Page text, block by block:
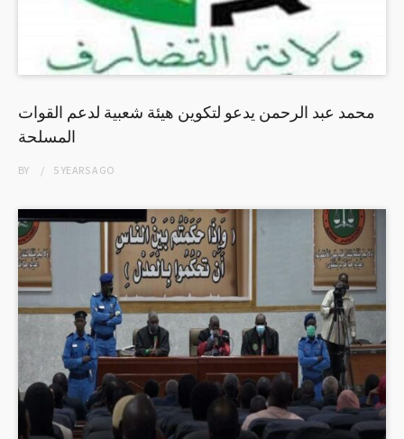
محمد عبد الرحمن يدعو لتكوين هيئة شعبية لدعم القوات
المسلحة
BY 5 YEARSAGO